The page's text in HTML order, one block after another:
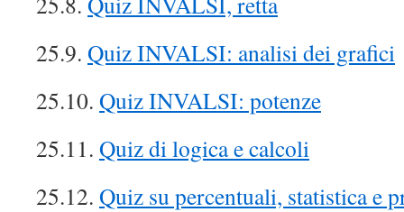
25.9. Quiz INVALSI: analisi dei grafici
25.10. Quiz INVALSI: potenze
25.11. Quiz di logica e calcoli
25.12. Quiz su percentuali, statistica e